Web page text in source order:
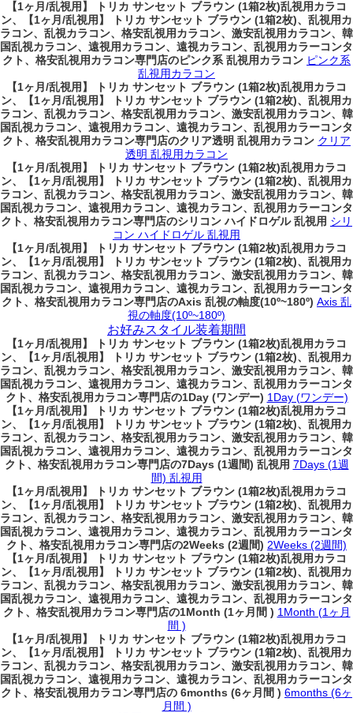
【1ヶ月/乱視用】 トリカ サンセット ブラウン (1箱2枚)乱視用カラコ
ン、
【1ヶ月/乱視用】 トリカ サンセット ブラウン (1箱2枚)、乱視用カ
ラコン、乱視カラコン、格安乱視用カラコン、激安乱視用カラコン、韓
国乱視カラコン、遠視用カラコン、遠視カラコン、乱視用カラーコンタ
クト、格安乱視用カラコン専門店のピンク系 乱視用カラコン ピンク系
乱視用カラコン
【1ヶ月/乱視用】 トリカ サンセット ブラウン (1箱2枚)乱視用カラコ
ン、
【1ヶ月/乱視用】 トリカ サンセット ブラウン (1箱2枚)、乱視用カ
ラコン、乱視カラコン、格安乱視用カラコン、激安乱視用カラコン、韓
国乱視カラコン、遠視用カラコン、遠視カラコン、乱視用カラーコンタ
クト、格安乱視用カラコン専門店のクリア透明 乱視用カラコン クリア
透明 乱視用カラコン
【1ヶ月/乱視用】 トリカ サンセット ブラウン (1箱2枚)乱視用カラコ
ン、
【1ヶ月/乱視用】 トリカ サンセット ブラウン (1箱2枚)、乱視用カ
ラコン、乱視カラコン、格安乱視用カラコン、激安乱視用カラコン、韓
国乱視カラコン、遠視用カラコン、遠視カラコン、乱視用カラーコンタ
クト、格安乱視用カラコン専門店のシリコン ハイドロゲル 乱視用 シリ
コン ハイドロゲル 乱視用
【1ヶ月/乱視用】 トリカ サンセット ブラウン (1箱2枚)乱視用カラコ
ン、
【1ヶ月/乱視用】 トリカ サンセット ブラウン (1箱2枚)、乱視用カ
ラコン、乱視カラコン、格安乱視用カラコン、激安乱視用カラコン、韓
国乱視カラコン、遠視用カラコン、遠視カラコン、乱視用カラーコンタ
クト、格安乱視用カラコン専門店のAxis 乱視の軸度(10º~180º) Axis 乱
視の軸度(10º~180º)
お好みスタイル装着期間
【1ヶ月/乱視用】 トリカ サンセット ブラウン (1箱2枚)乱視用カラコ
ン、
【1ヶ月/乱視用】 トリカ サンセット ブラウン (1箱2枚)、乱視用カ
ラコン、乱視カラコン、格安乱視用カラコン、激安乱視用カラコン、韓
国乱視カラコン、遠視用カラコン、遠視カラコン、乱視用カラーコンタ
クト、格安乱視用カラコン専門店の1Day (ワンデー) 1Day (ワンデー)
【1ヶ月/乱視用】 トリカ サンセット ブラウン (1箱2枚)乱視用カラコ
ン、
【1ヶ月/乱視用】 トリカ サンセット ブラウン (1箱2枚)、乱視用カ
ラコン、乱視カラコン、格安乱視用カラコン、激安乱視用カラコン、韓
国乱視カラコン、遠視用カラコン、遠視カラコン、乱視用カラーコンタ
クト、格安乱視用カラコン専門店の7Days (1週間) 乱視用 7Days (1週
間) 乱視用
【1ヶ月/乱視用】 トリカ サンセット ブラウン (1箱2枚)乱視用カラコ
ン、
【1ヶ月/乱視用】 トリカ サンセット ブラウン (1箱2枚)、乱視用カ
ラコン、乱視カラコン、格安乱視用カラコン、激安乱視用カラコン、韓
国乱視カラコン、遠視用カラコン、遠視カラコン、乱視用カラーコンタ
クト、格安乱視用カラコン専門店の2Weeks (2週間) 2Weeks (2週間)
【1ヶ月/乱視用】 トリカ サンセット ブラウン (1箱2枚)乱視用カラコ
ン、
【1ヶ月/乱視用】 トリカ サンセット ブラウン (1箱2枚)、乱視用カ
ラコン、乱視カラコン、格安乱視用カラコン、激安乱視用カラコン、韓
国乱視カラコン、遠視用カラコン、遠視カラコン、乱視用カラーコンタ
クト、格安乱視用カラコン専門店の1Month (1ヶ月間 ) 1Month (1ヶ月
間 )
【1ヶ月/乱視用】 トリカ サンセット ブラウン (1箱2枚)乱視用カラコ
ン、
【1ヶ月/乱視用】 トリカ サンセット ブラウン (1箱2枚)、乱視用カ
ラコン、乱視カラコン、格安乱視用カラコン、激安乱視用カラコン、韓
国乱視カラコン、遠視用カラコン、遠視カラコン、乱視用カラーコンタ
クト、格安乱視用カラコン専門店の 6months (6ヶ月間 ) 6months (6ヶ
月間 )